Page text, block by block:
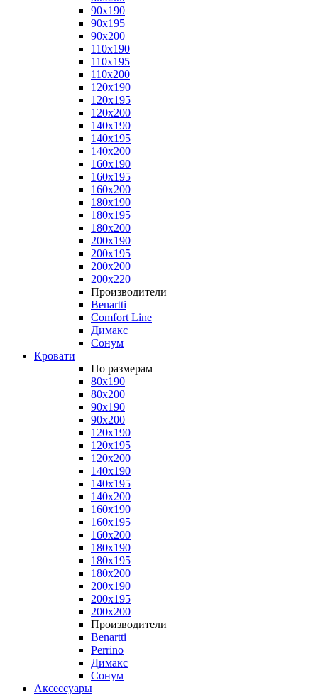
90x190
90x195
90x200
110x190
110x195
110x200
120x190
120x195
120x200
140x190
140x195
140x200
160x190
160x195
160x200
180x190
180x195
180x200
200x190
200x195
200x200
200x220
Производители
Benartti
Comfort Line
Димакс
Сонум
Кровати
По размерам
80x190
80x200
90x190
90x200
120x190
120x195
120x200
140x190
140x195
140x200
160x190
160x195
160x200
180x190
180x195
180x200
200x190
200x195
200x200
Производители
Benartti
Perrino
Димакс
Сонум
Аксессуары